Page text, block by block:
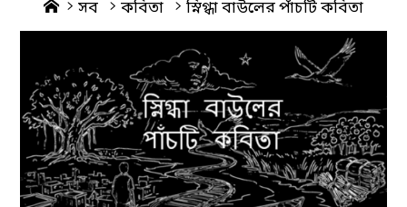
Home
সব কবিতা স্নিগ্ধা বাউলের পাঁচটি কবিতা